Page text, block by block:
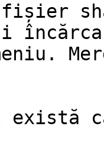
fișier
există